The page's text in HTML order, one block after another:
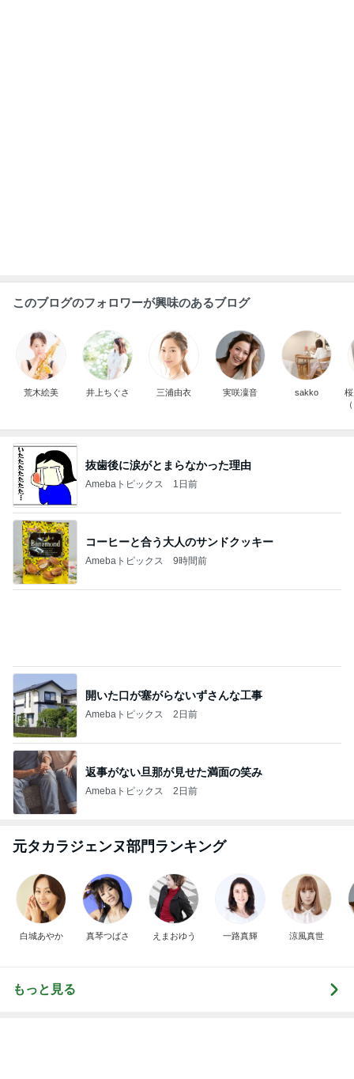
このブログのフォロワーが興味のあるブログ
荒木絵美 井上ちぐさ 三浦由衣 実咲凜音 sakko
抜歯後に涙がとまらなかった理由
Amebaトピックス 1日前
コーヒーと合う大人のサンドクッキー
Amebaトピックス 9時間前
開いた口が塞がらないずさんな工事
Amebaトピックス 2日前
返事がない旦那が見せた満面の笑み
Amebaトピックス 2日前
元タカラジェンヌ部門ランキング
白城あやか 真琴つばさ えまおゆう 一路真輝 涼風真世
もっと見る